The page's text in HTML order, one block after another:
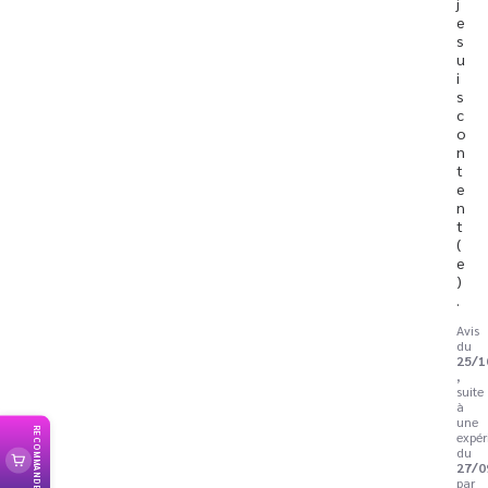
e
s
u
i
s
c
o
n
t
e
n
t
(
e
)
.
Avis
du
25/
,
suite
à
une
du
27/
par
RECOMMANDER